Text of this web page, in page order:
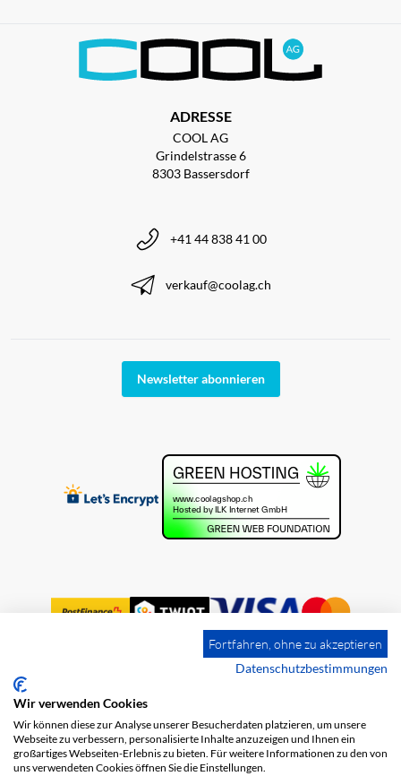
ADRESSE
COOL AG
Grindelstrasse 6
8303 Bassersdorf
+41 44 838 41 00
verkauf@coolag.ch
Newsletter abonnieren
Impressum
Datenschutz
Fortfahren, ohne zu akzeptieren
Datenschutzbestimmungen
Wir verwenden Cookies
Wir können diese zur Analyse unserer Besucherdaten platzieren, um unsere
Webseite zu verbessern, personalisierte Inhalte anzuzeigen und Ihnen ein
großartiges Webseiten-Erlebnis zu bieten. Für weitere Informationen zu den von
uns verwendeten Cookies öffnen Sie die Einstellungen.